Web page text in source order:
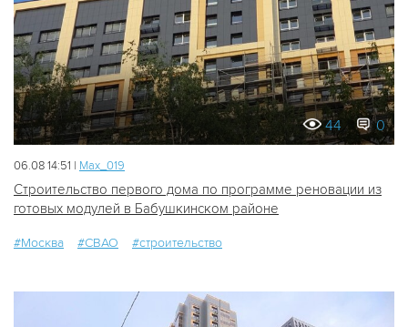
44 0
06.08 14:51 | Мах_019
Строительство первого дома по программе реновации из
готовых модулей в Бабушкинском районе
#Москва #СВАО #строительство